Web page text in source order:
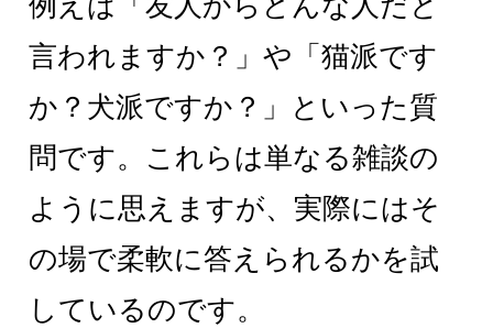
言われますか？」や「猫派です
か？犬派ですか？」といった質
問です。これらは単なる雑談の
ように思えますが、実際にはそ
の場で柔軟に答えられるかを試
しているのです。